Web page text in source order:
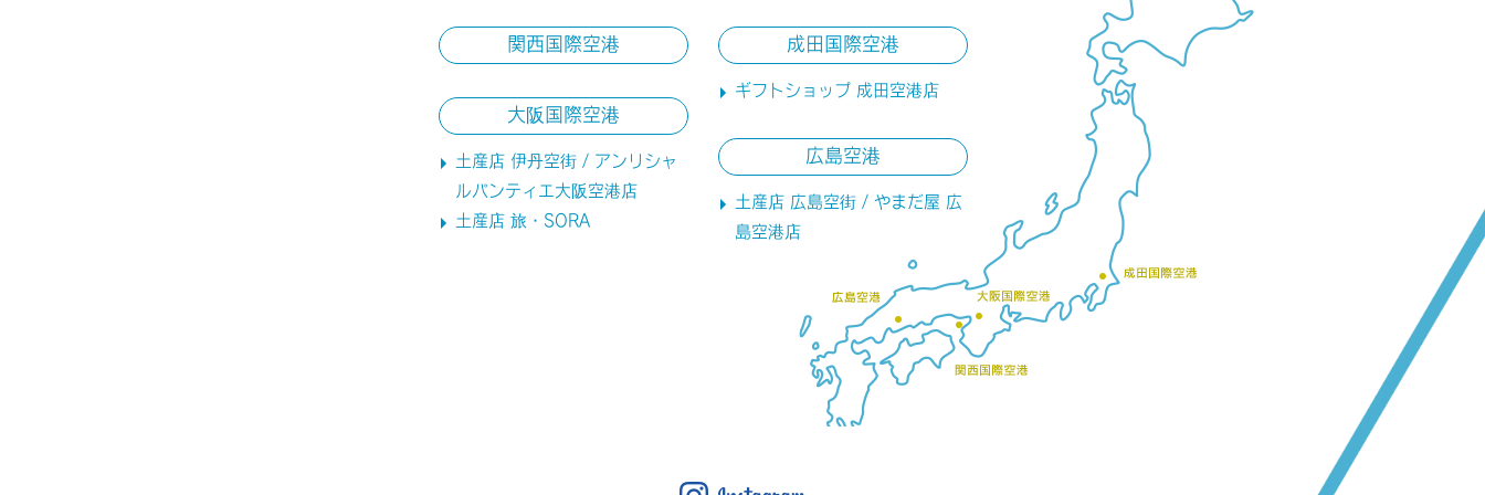
関西国際空港
大阪国際空港
土産店 伊丹空街 / アンリシャ
ルパンティエ大阪空港店
土産店 旅・SORA
成田国際空港
ギフトショップ 成田空港店
広島空港
土産店 広島空街 / やまだ屋 広
島空港店